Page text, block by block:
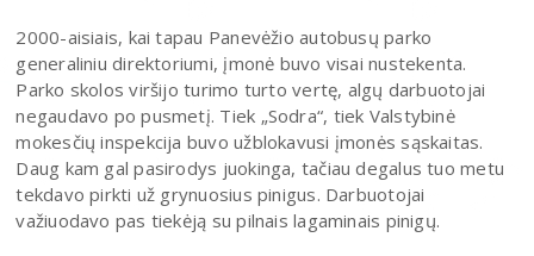
2000-aisiais, kai tapau Panevėžio autobusų parko
generaliniu direktoriumi, įmonė buvo visai nustekenta.
Parko skolos viršijo turimo turto vertę, algų darbuotojai
negaudavo po pusmetį. Tiek „Sodra“, tiek Valstybinė
mokesčių inspekcija buvo užblokavusi įmonės sąskaitas.
Daug kam gal pasirodys juokinga, tačiau degalus tuo metu
tekdavo pirkti už grynuosius pinigus. Darbuotojai
važiuodavo pas tiekėją su pilnais lagaminais pinigų.